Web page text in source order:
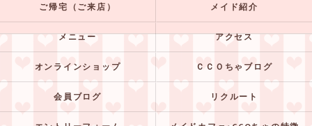
ご帰宅（ご来店） メイド紹介
メニュー アクセス
オンラインショップ ＣＣＯちゃブログ
会員ブログ リクルート